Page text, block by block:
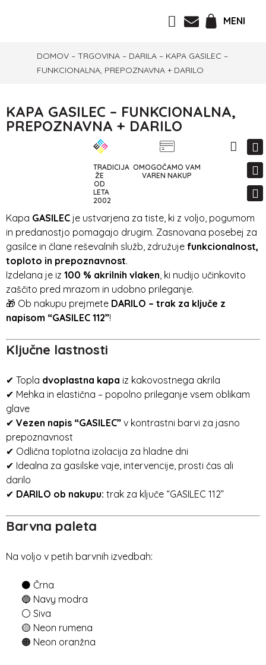
MENI
DOMOV – TRGOVINA – DARILA – KAPA GASILEC –
FUNKCIONALNA, PREPOZNAVNA + DARILO
KAPA GASILEC – FUNKCIONALNA,
PREPOZNAVNA + DARILO
TRADICIJA
ŽE
OD
LETA
2002
OMOGOČAMO VAM
VAREN NAKUP
Kapa GASILEC je ustvarjena za tiste, ki z voljo, pogumom
in predanostjo pomagajo drugim. Zasnovana posebej za
gasilce in člane reševalnih služb, združuje funkcionalnost,
toploto in prepoznavnost.
Izdelana je iz 100 % akrilnih vlaken, ki nudijo učinkovito
zaščito pred mrazom in udobno prileganje.
🎁 Ob nakupu prejmete DARILO – trak za ključe z
napisom “GASILEC 112”!
Ključne lastnosti
✔ Topla dvoplastna kapa iz kakovostnega akrila
✔ Mehka in elastična – popolno prileganje vsem oblikam
glave
✔ Vezen napis “GASILEC” v kontrastni barvi za jasno
prepoznavnost
✔ Odlična toplotna izolacija za hladne dni
✔ Idealna za gasilske vaje, intervencije, prosti čas ali
darilo
✔ DARILO ob nakupu: trak za ključe “GASILEC 112”
Barvna paleta
Na voljo v petih barvnih izvedbah:
⚫ Črna
🔵 Navy modra
⚪ Siva
🟡 Neon rumena
🟠 Neon oranžna